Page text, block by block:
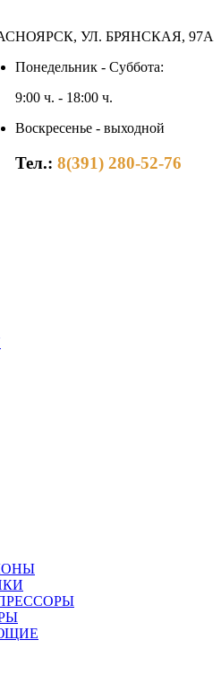
УЛ. БРЯНСКАЯ, 97А
Понедельник - Суббота:
9:00 ч. - 18:00 ч.
Воскресенье - выходной
Тел.: 8(391) 280-52-76